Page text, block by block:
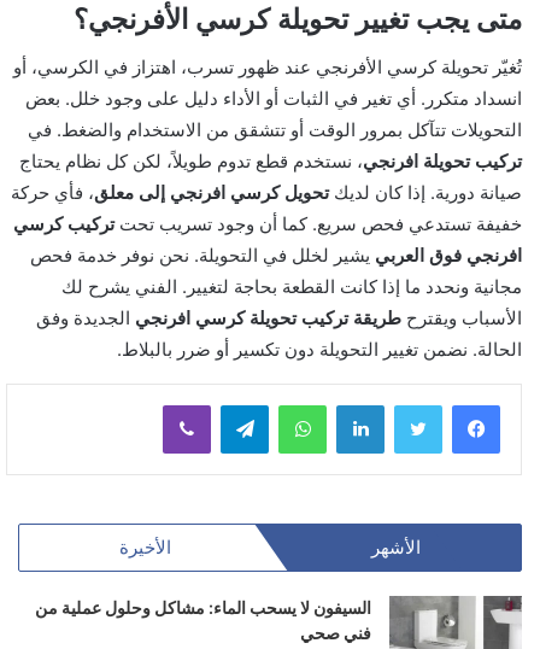
متى يجب تغيير تحويلة كرسي الأفرنجي؟
تُغيّر تحويلة كرسي الأفرنجي عند ظهور تسرب، اهتزاز في الكرسي، أو
انسداد متكرر. أي تغير في الثبات أو الأداء دليل على وجود خلل. بعض
التحويلات تتآكل بمرور الوقت أو تتشقق من الاستخدام والضغط. في
تركيب تحويلة افرنجي، نستخدم قطع تدوم طويلاً، لكن كل نظام يحتاج
صيانة دورية. إذا كان لديكتحويل كرسي افرنجي إلى معلق، فأي حركة
خفيفة تستدعي فحص سريع. كما أن وجود تسريب تحتتركيب كرسي
افرنجي فوق العربي يشير لخلل في التحويلة. نحن نوفر خدمة فحص
مجانية ونحدد ما إذا كانت القطعة بحاجة لتغيير. الفني يشرح لك
الأسباب ويقترح طريقة تركيب تحويلة كرسي افرنجي الجديدة وفق
الحالة. نضمن تغيير التحويلة دون تكسير أو ضرر بالبلاط.
لينكدإن واتساب
الأشهر الأخيرة
السيفون لا يسحب الماء: مشاكل وحلول عملية من
فني صحي